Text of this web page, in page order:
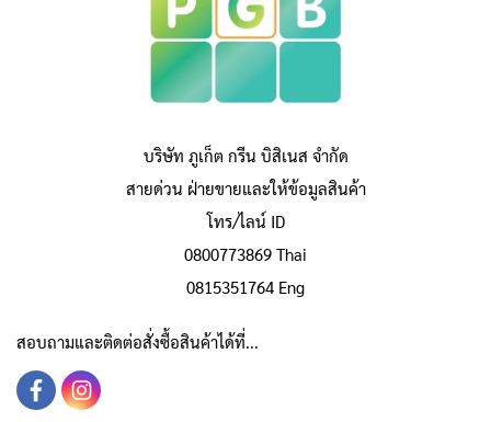
บริษัท ภูเก็ต กรีน บิสิเนส จำกัด
สายด่วน ฝ่ายขายและให้ข้อมูลสินค้า
โทร/ไลน์ ID
0800773869 Thai
0815351764 Eng
สอบถามและติดต่อสั่งซื้อสินค้าได้ที่...